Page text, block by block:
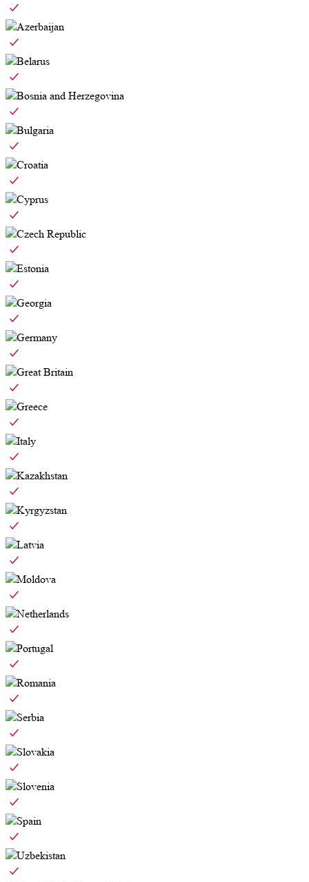
Azerbaijan
Belarus
Bosnia and Herzegovina
Bulgaria
Croatia
Cyprus
Czech Republic
Estonia
Georgia
Germany
Great Britain
Greece
Italy
Kazakhstan
Kyrgyzstan
Latvia
Moldova
Netherlands
Portugal
Romania
Serbia
Slovakia
Slovenia
Spain
Uzbekistan